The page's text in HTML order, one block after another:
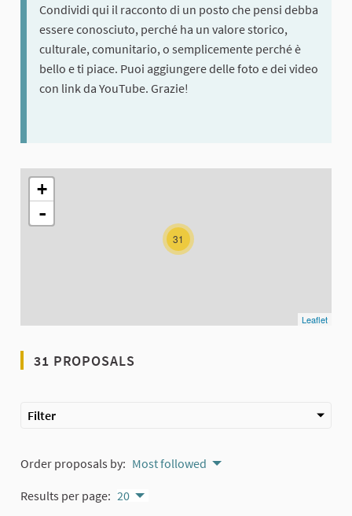
Condividi qui il racconto di un posto che pensi debba
essere conosciuto, perché ha un valore storico,
culturale, comunitario, o semplicemente perché è
bello e ti piace. Puoi aggiungere delle foto e dei video
con link da YouTube. Grazie!
The following element is a map which presents the items on
31
+
-
Leaflet
31 PROPOSALS
Filter
Order proposals by: Most followed
Results per page: 20